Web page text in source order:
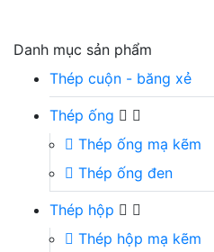
Danh mục sản phẩm
Thép cuộn - băng xẻ
Thép ống
Thép ống mạ kẽm
Thép ống đen
Thép hộp
Thép hộp mạ kẽm